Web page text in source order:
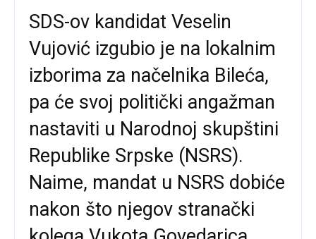
SDS-ov kandidat Veselin
Vujović izgubio je na lokalnim
izborima za načelnika Bileća,
pa će svoj politički angažman
nastaviti u Narodnoj skupštini
Republike Srpske (NSRS).
Naime, mandat u NSRS dobiće
nakon što njegov stranački